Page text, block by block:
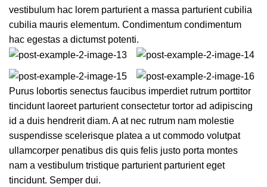
vestibulum hac lorem parturient a massa parturient cubilia
cubilia mauris elementum. Condimentum condimentum
hac egestas a dictumst potenti.
Purus lobortis senectus faucibus imperdiet rutrum porttitor
tincidunt laoreet parturient consectetur tortor ad adipiscing
id a duis hendrerit diam. A at nec rutrum nam molestie
suspendisse scelerisque platea a ut commodo volutpat
ullamcorper penatibus dis quis felis justo porta montes
nam a vestibulum tristique parturient parturient eget
tincidunt. Semper dui.